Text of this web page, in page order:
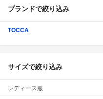
ブランドで絞り込み
TOCCA
サイズで絞り込み
レディース服